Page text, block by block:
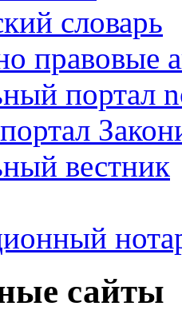
словарь
правовые
портал
вестник
сайты